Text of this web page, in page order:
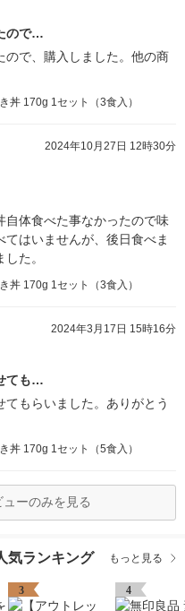
ので…
ので、購入しました。他の商
丼 170g 1セット（3食入）
2024年10月27日 12時30分
自体食べた事なかったので味
はいませんが、後日食べま
た。
丼 170g 1セット（3食入）
2024年3月17日 15時16分
ても…
もらいました。ありがとう
丼 170g 1セット（5食入）
ーのみを見る
気ランキング もっと見る
3 4